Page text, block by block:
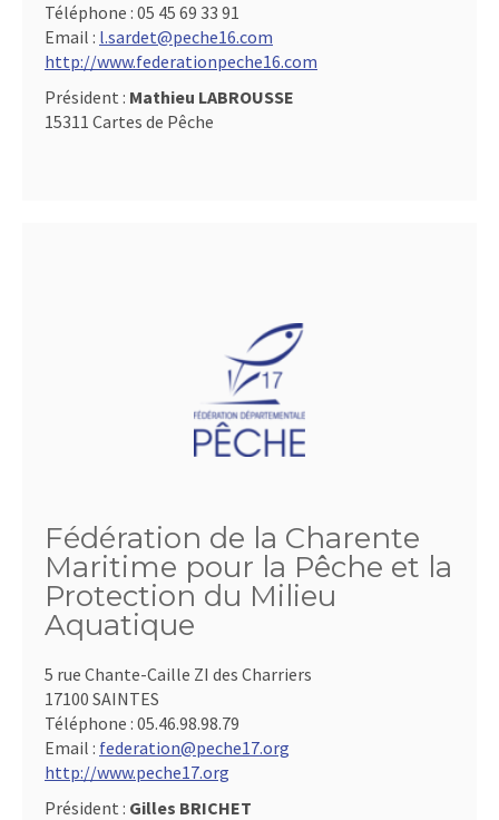
Téléphone : 05 45 69 33 91
Email : l.sardet@peche16.com
http://www.federationpeche16.com
Président : Mathieu LABROUSSE
15311 Cartes de Pêche
Fédération de la Charente
Maritime pour la Pêche et la
Protection du Milieu
Aquatique
5 rue Chante-Caille ZI des Charriers
17100 SAINTES
Téléphone : 05.46.98.98.79
Email : federation@peche17.org
http://www.peche17.org
Président : Gilles BRICHET